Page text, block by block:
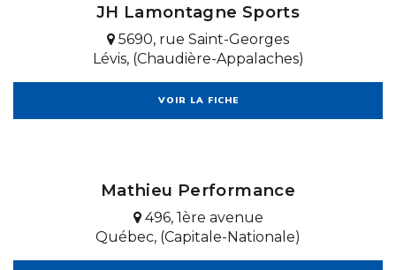
JH Lamontagne Sports
5690, rue Saint-Georges
Lévis, (Chaudière-Appalaches)
VOIR LA FICHE
Mathieu Performance
496, 1ère avenue
Québec, (Capitale-Nationale)